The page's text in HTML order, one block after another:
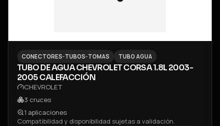
CONECTORES-TUBOS-TOMAS TUBO AGUA
TUBO DE AGUA CHEVROLET CORSA 1.8L 2003-
2005 CALEFACCIÓN
CHEVROLET
3 cruces
1 aplicaciones
Compatibilidad y disponibilidad sujetas a validación.